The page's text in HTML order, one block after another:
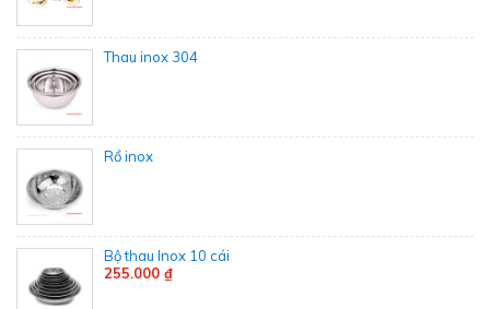
Thau inox 304
Rổ inox
Bộ thau Inox 10 cái
255.000 ₫